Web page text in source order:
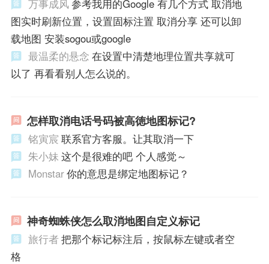
万事成风 参考我用的Google 有几个方式 取消地
图实时刷新位置，设置固标注置 取消分享 还可以卸
载地图 安装sogou或google
最温柔的悬念 在设置中清楚地理位置共享就可
以了 再看看别人怎么说的。
怎样取消电话号码被高徳地图标记?
铭寅宸 联系官方客服。让其取消一下
朱小妹 这个是很难的吧 个人感觉～
Monstar你的意思是绑定地图标记？
神奇蜘蛛侠怎么取消地图自定义标记
旅行者把那个标记标注后，按鼠标左键或者空
格